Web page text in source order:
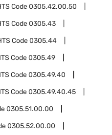
Code0305.42.00.50
Code0305.43
Code0305.44
Code0305.49
Code0305.49.40
Code0305.49.40.45
0305.51.00.00
0305.52.00.00